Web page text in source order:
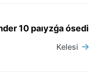
10 paıyzǵa ósedi
Kelesi